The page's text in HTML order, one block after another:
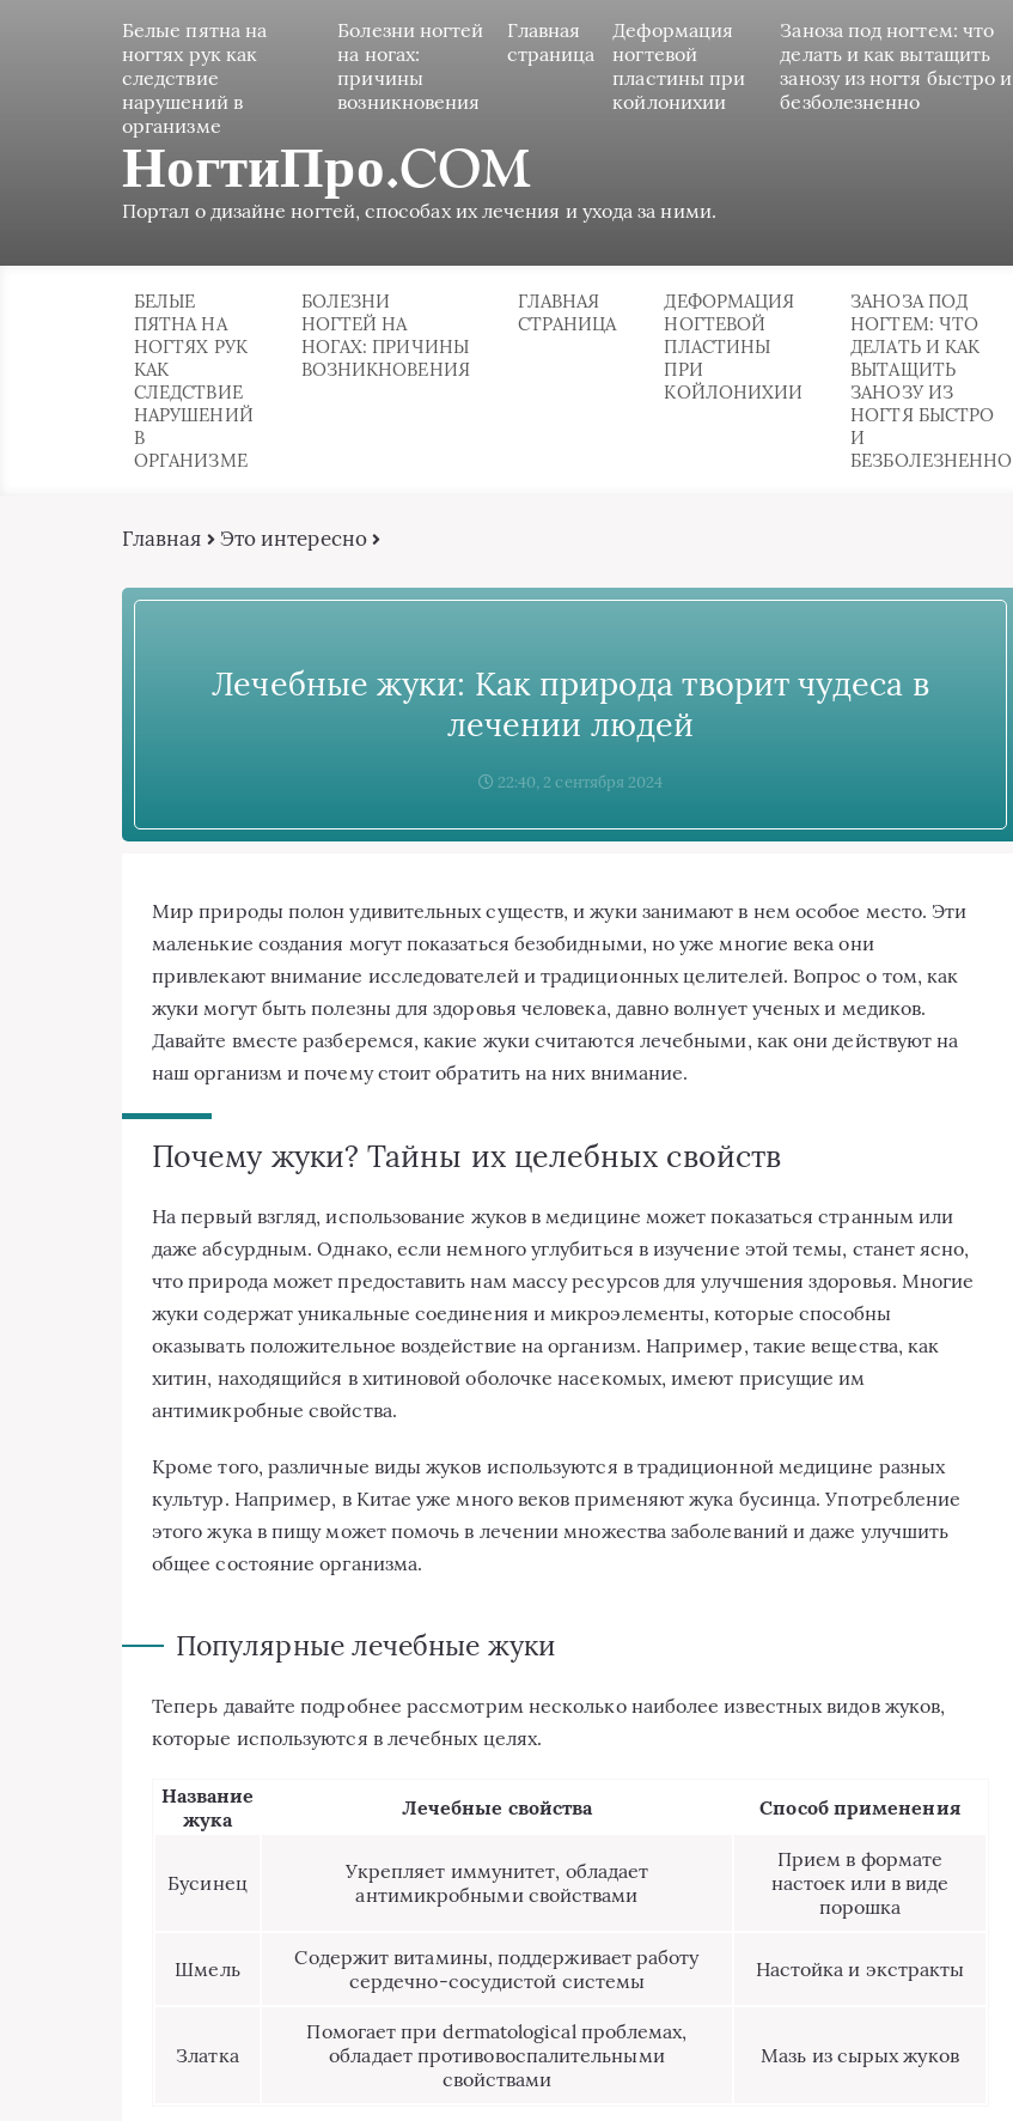
Белые пятна на
ногтях рук как
следствие
нарушений в
организме
Болезни ногтей
на ногах:
причины
возникновения
Главная
страница
Деформация
ногтевой
пластины при
койлонихии
Заноза под ногтем: что
делать и как вытащить
занозу из ногтя быстро и
безболезненно
НогтиПро.COM
Портал о дизайне ногтей, способах их лечения и ухода за ними.
БЕЛЫЕ
ПЯТНА НА
НОГТЯХ РУК
КАК
СЛЕДСТВИЕ
НАРУШЕНИЙ
В
ОРГАНИЗМЕ
БОЛЕЗНИ
НОГТЕЙ НА
НОГАХ: ПРИЧИНЫ
ВОЗНИКНОВЕНИЯ
ГЛАВНАЯ
СТРАНИЦА
ДЕФОРМАЦИЯ
НОГТЕВОЙ
ПЛАСТИНЫ
ПРИ
КОЙЛОНИХИИ
ЗАНОЗА ПОД
НОГТЕМ: ЧТО
ДЕЛАТЬ И КАК
ВЫТАЩИТЬ
ЗАНОЗУ ИЗ
НОГТЯ БЫСТРО
И
БЕЗБОЛЕЗНЕННО
Главная Это интересно
Лечебные жуки: Как природа творит чудеса в
лечении людей
22:40, 2 сентября 2024
Мир природы полон удивительных существ, и жуки занимают в нем особое место. Эти
маленькие создания могут показаться безобидными, но уже многие века они
привлекают внимание исследователей и традиционных целителей. Вопрос о том, как
жуки могут быть полезны для здоровья человека, давно волнует ученых и медиков.
Давайте вместе разберемся, какие жуки считаются лечебными, как они действуют на
наш организм и почему стоит обратить на них внимание.
Почему жуки? Тайны их целебных свойств
На первый взгляд, использование жуков в медицине может показаться странным или
даже абсурдным. Однако, если немного углубиться в изучение этой темы, станет ясно,
что природа может предоставить нам массу ресурсов для улучшения здоровья. Многие
жуки содержат уникальные соединения и микроэлементы, которые способны
оказывать положительное воздействие на организм. Например, такие вещества, как
хитин, находящийся в хитиновой оболочке насекомых, имеют присущие им
антимикробные свойства.
Кроме того, различные виды жуков используются в традиционной медицине разных
культур. Например, в Китае уже много веков применяют жука бусинца. Употребление
этого жука в пищу может помочь в лечении множества заболеваний и даже улучшить
общее состояние организма.
Популярные лечебные жуки
Теперь давайте подробнее рассмотрим несколько наиболее известных видов жуков,
которые используются в лечебных целях.
Название
жука
Лечебные свойства Способ применения
Бусинец
Укрепляет иммунитет, обладает
антимикробными свойствами
Прием в формате
настоек или в виде
порошка
Шмель
Содержит витамины, поддерживает работу
сердечно-сосудистой системы
Настойка и экстракты
Златка
Помогает при dermatological проблемах,
обладает противовоспалительными
свойствами
Мазь из сырых жуков